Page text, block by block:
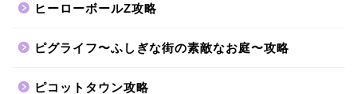
ヒーローボールZ攻略
ピグライフ〜ふしぎな街の素敵なお庭〜攻略
ピコットタウン攻略